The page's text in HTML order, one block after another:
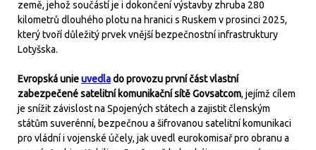
země, jehož součástí je i dokončení výstavby zhruba 280
kilometrů dlouhého plotu na hranici s Ruskem v prosinci 2025,
který tvoří důležitý prvek vnější bezpečnostní infrastruktury
Lotyšska.
Evropská unieuvedlado provozu první část vlastní
zabezpečené satelitní komunikační sítě Govsatcom, jejímž cílem
je snížit závislost na Spojených státech a zajistit členským
státům suverénní, bezpečnou a šifrovanou satelitní komunikaci
pro vládní i vojenské účely, jak uvedl eurokomisař pro obranu a